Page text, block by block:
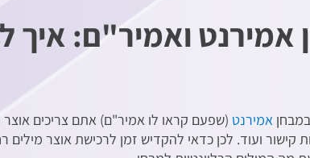
אמירנט ואמיר"ם: איך
אמירנט (שפעם קראו לו אמיר"ם) אתם צריכים אוצר
קישור ועוד. לכן כדאי להקדיש זמן לרכישת אוצר